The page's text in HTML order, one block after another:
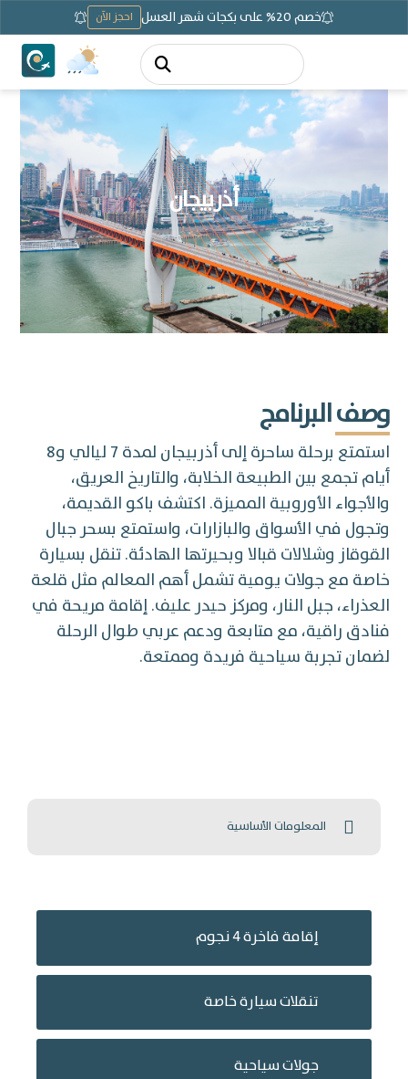
خصم 20% على بكجات شهر العسل احجز الآن
أذربيجان
وصف البرنامج
استمتع برحلة ساحرة إلى أذربيجان لمدة 7 ليالي و8
أيام تجمع بين الطبيعة الخلابة، والتاريخ العريق،
والأجواء الأوروبية المميزة. اكتشف باكو القديمة،
وتجول في الأسواق والبازارات، واستمتع بسحر جبال
القوقاز وشلالات قبالا وبحيرتها الهادئة. تنقل بسيارة
خاصة مع جولات يومية تشمل أهم المعالم مثل قلعة
العذراء، جبل النار، ومركز حيدر عليف. إقامة مريحة في
فنادق راقية، مع متابعة ودعم عربي طوال الرحلة
لضمان تجربة سياحية فريدة وممتعة.
المعلومات الأساسية
إقامة فاخرة 4 نجوم
تنقلات سيارة خاصة
جولات سياحية